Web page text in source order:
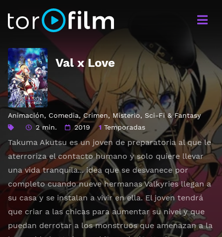
Val x Love
Animación, Comedia, Crimen, Misterio, Sci-Fi & Fantasy
2 min.
2019 1Temporadas
Takuma Akutsu es un joven de preparatoria al que le
aterroriza el contacto humano y solo quiere llevar
una vida tranquila... idea que se desvanece por
completo cuando nueve hermanas Valkyries llegan a
su casa y se instalan a vivir en ella. El joven tendrá
que criar a las chicas para aumentar su nivel y que
puedan derrotar a los monstruos que amenazan a la